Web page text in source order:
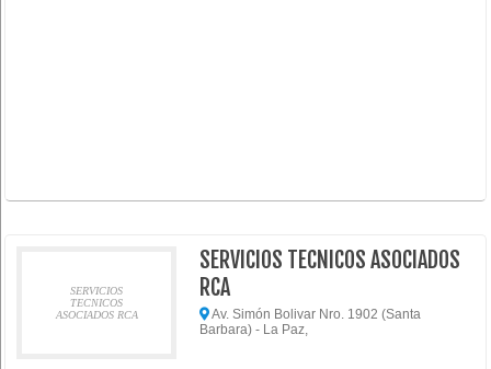
SERVICIOS
TECNICOS
ASOCIADOS RCA
SERVICIOS TECNICOS ASOCIADOS
RCA
Av. Simón Bolivar Nro. 1902 (Santa
Barbara) - La Paz,